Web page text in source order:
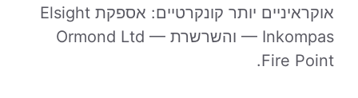
אוקראיניים יותר קונקרטיים: אספקת Elsight
— Inkompas והשרשרת Ormond Ltd —
Fire Point.